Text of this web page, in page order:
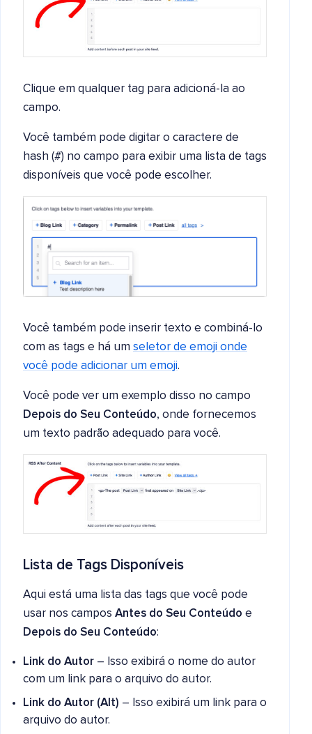
Clique em qualquer tag para adicioná-la ao
campo.
Você também pode digitar o caractere de
hash (#) no campo para exibir uma lista de tags
disponíveis que você pode escolher.
Você também pode inserir texto e combiná-lo
com as tags e há um seletor de emoji onde
você pode adicionar um emoji.
Você pode ver um exemplo disso no campo
Depois do Seu Conteúdo, onde fornecemos
um texto padrão adequado para você.
Lista de Tags Disponíveis
Aqui está uma lista das tags que você pode
usar nos campos Antes do Seu Conteúdo e
Depois do Seu Conteúdo:
Link do Autor – Isso exibirá o nome do autor
com um link para o arquivo do autor.
Link do Autor (Alt) – Isso exibirá um link para o
arquivo do autor.